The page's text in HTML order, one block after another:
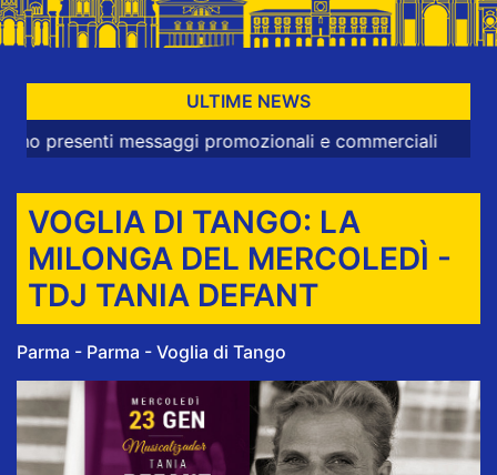
ULTIME NEWS
messaggi promozionali e commerciali
VOGLIA DI TANGO: LA
MILONGA DEL MERCOLEDÌ -
TDJ TANIA DEFANT
Parma - Parma - Voglia di Tango